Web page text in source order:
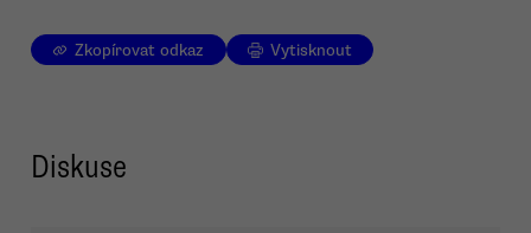
Zkopírovat odkaz Vytisknout
Diskuse